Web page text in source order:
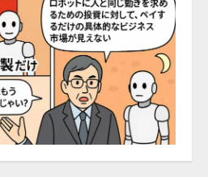
08/07/10:54:31
ローン
AI】ドローン操縦を
アドバイス「AIコーチ」をリ
ス
08/09/01:53:44
催報告】次世代AIプラットフ
ム「TAIZA」および新サービ